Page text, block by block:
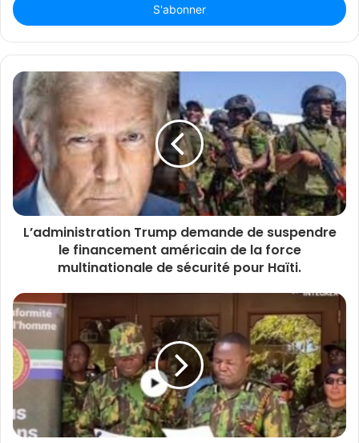
Email
L’administration Trump demande de suspendre
le financement américain de la force
multinationale de sécurité pour Haïti.